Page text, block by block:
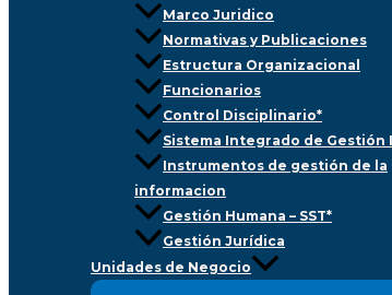
Marco Juridico
Normativas y Publicaciones
Estructura Organizacional
Funcionarios
Control Disciplinario*
Sistema Integrado de Gestión
Instrumentos de gestión de la
informacion
Gestión Humana – SST*
Gestión Jurídica
Unidades de Negocio